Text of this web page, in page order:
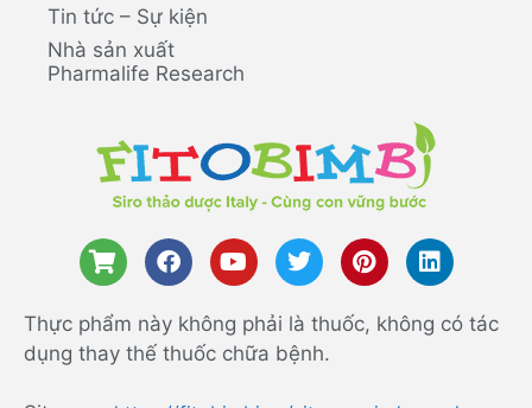
Tin tức – Sự kiện
Nhà sản xuất
Pharmalife Research
Thực phẩm này không phải là thuốc, không có tác
dụng thay thế thuốc chữa bệnh.